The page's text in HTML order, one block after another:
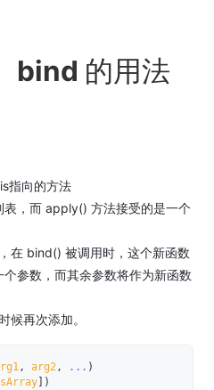
bind 的用法
指向的方法
，而 apply() 方法接受的是一个
在 bind() 被调用时，这个新函数
参数，而其余参数将作为新函数
候再次添加。
, arg2, ... )
)